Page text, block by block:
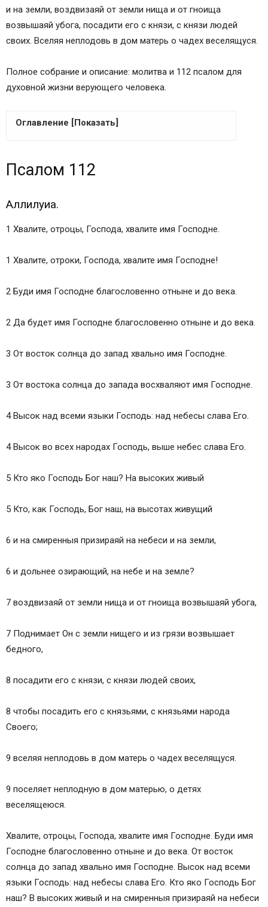
и на земли, воздвизаяй от земли нища и от гноища
возвышаяй убога, посадити его с князи, с князи людей
своих. Вселяя неплодовь в дом матерь о чадех веселящуся.
Полное собрание и описание: молитва и 112 псалом для
духовной жизни верующего человека.
Оглавление [Показать]
Аллилуиа.
Аллилуиа.
112 ПСАЛОМ ОТ БЕДНОСТИ.
112 ПСАЛОМ ОТ БЕДНОСТИ.
Вы авторизовались на сайте
Псалом 112
Псалом 112
Аллилуиа.
1 Хвалите, отроцы, Господа, хвалите имя Господне.
1 Хвалите, отроки, Господа, хвалите имя Господне!
2 Буди имя Господне благословенно отныне и до века.
2 Да будет имя Господне благословенно отныне и до века.
3 От восток солнца до запад хвально имя Господне.
3 От востока солнца до запада восхваляют имя Господне.
4 Высок над всеми языки Господь: над небесы слава Его.
4 Высок во всех народах Господь, выше небес слава Его.
5 Кто яко Господь Бог наш? На высоких живый
5 Кто, как Господь, Бог наш, на высотах живущий
6 и на смиренныя призираяй на небеси и на земли,
6 и дольнее озирающий, на небе и на земле?
7 воздвизаяй от земли нища и от гноища возвышаяй убога,
7 Поднимает Он с земли нищего и из грязи возвышает
бедного,
8 посадити eго с князи, с князи людей своих,
8 чтобы посадить его с князьями, с князьями народа
Своего;
9 вселяя неплодовь в дом матерь о чадех веселящуся.
9 поселяет неплодную в дом матерью, о детях
веселящеюся.
Хвалите, отроцы, Господа, хвалите имя Господне. Буди имя
Господне благословенно отныне и до века. От восток
солнца до запад хвально имя Господне. Высок над всеми
языки Господь: над небесы слава Его. Кто яко Господь Бог
наш? В высоких живый и на смиренныя призираяй на небеси